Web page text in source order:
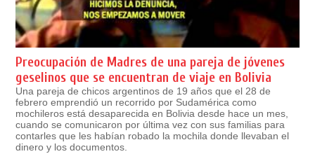
Preocupación de Madres de una pareja de jóvenes
geselinos que se encuentran de viaje en Bolivia
Una pareja de chicos argentinos de 19 años que el 28 de
febrero emprendió un recorrido por Sudamérica como
mochileros está desaparecida en Bolivia desde hace un mes,
cuando se comunicaron por última vez con sus familias para
contarles que les habían robado la mochila donde llevaban el
dinero y los documentos.